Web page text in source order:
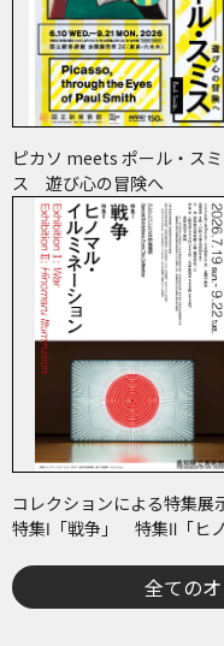
ピカソ meets ポール・スミ
ス 遊び心の冒険へ
コレクションによる特集展
特集Ⅰ「戦争」 特集Ⅱ「ヒ
全ての